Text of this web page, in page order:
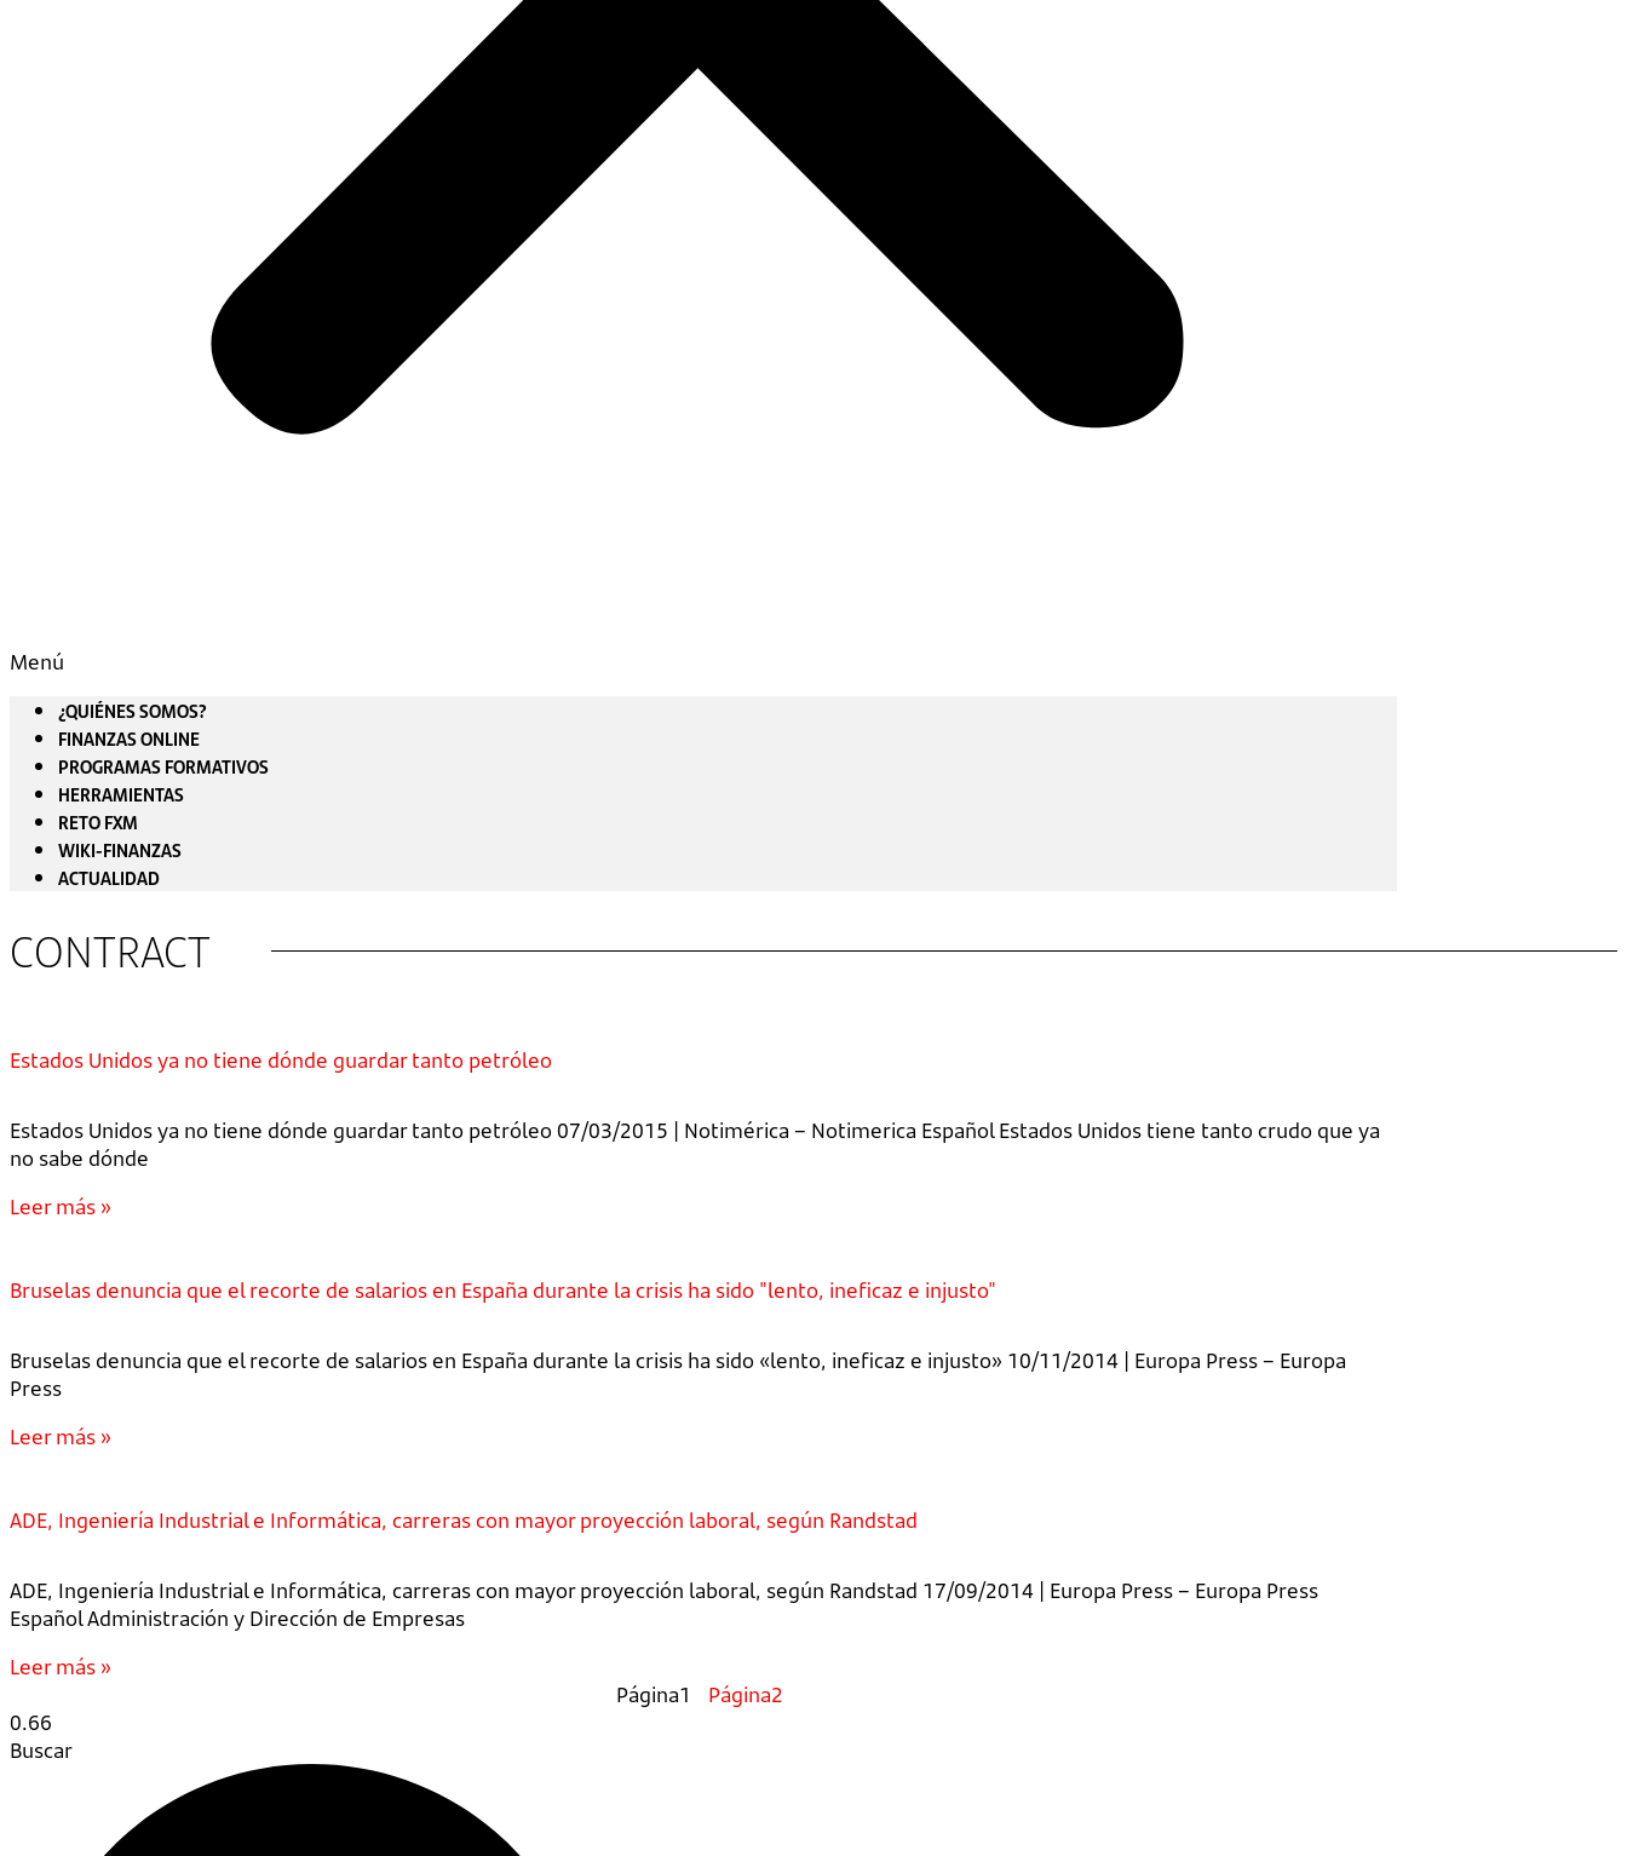
Menú
¿QUIÉNES SOMOS?
FINANZAS ONLINE
PROGRAMAS FORMATIVOS
HERRAMIENTAS
RETO FXM
WIKI-FINANZAS
ACTUALIDAD
CONTRACT
Estados Unidos ya no tiene dónde guardar tanto petróleo
Estados Unidos ya no tiene dónde guardar tanto petróleo 07/03/2015 | Notimérica – Notimerica Español Estados Unidos tiene tanto crudo que ya
no sabe dónde
Leer más »
Bruselas denuncia que el recorte de salarios en España durante la crisis ha sido "lento, ineficaz e injusto"
Bruselas denuncia que el recorte de salarios en España durante la crisis ha sido «lento, ineficaz e injusto» 10/11/2014 | Europa Press – Europa
Press
Leer más »
ADE, Ingeniería Industrial e Informática, carreras con mayor proyección laboral, según Randstad
ADE, Ingeniería Industrial e Informática, carreras con mayor proyección laboral, según Randstad 17/09/2014 | Europa Press – Europa Press
Español Administración y Dirección de Empresas
Leer más »
Página1 Página2
Buscar